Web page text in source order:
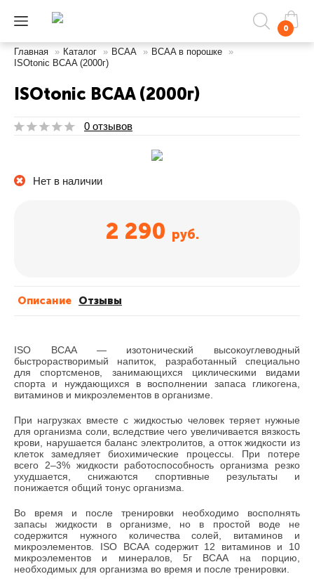
0
Главная » Каталог » BCAA » BCAA в порошке
»
ISOtonic BCAA (2000г)
ISOtonic BCAA (2000г)
0 отзывов
Нет в наличии
2 290 руб.
Описание Отзывы
ISO BCAA — изотонический высокоуглеводный
быстрорастворимый напиток, разработанный специально
для спортсменов, занимающихся циклическими видами
спорта и нуждающихся в восполнении запаса гликогена,
витаминов и микроэлементов в организме.
При нагрузках вместе с жидкостью человек теряет нужные
для организма соли, вследствие чего увеличивается вязкость
крови, нарушается баланс электролитов, а отток жидкости из
клеток замедляет биохимические процессы. При потере
всего 2–3% жидкости работоспособность организма резко
ухудшается, снижаются спортивные результаты и
понижается общий тонус организма.
Во время и после тренировки необходимо восполнять
запасы жидкости в организме, но в простой воде не
содержится нужного количества солей, витаминов и
микроэлементов. ISO BCAA содержит 12 витаминов и 10
микроэлементов и минералов, 5г ВСАА на порцию,
необходимых для организма во время и после тренировки.